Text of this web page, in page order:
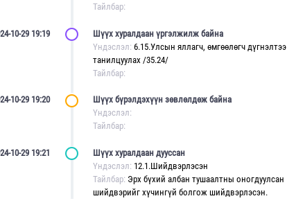
Тайлбар:
10-29 19:19
Шүүх хуралдаан үргэлжилж байна
Үндэслэл: 6.15.Улсын яллагч, өмгөөлөгч дүгнэлтээ
танилцуулах /35.24/
Тайлбар:
10-29 19:20
Шүүх бүрэлдэхүүн зөвлөлдөж байна
Үндэслэл:
Тайлбар:
10-29 19:21
Шүүх хуралдаан дууссан
Үндэслэл: 12.1.Шийдвэрлэсэн
Тайлбар: Эрх бүхий албан тушаалтны оногдуулсан
шийдвэрийг хүчингүй болгож шийдвэрлэсэн.